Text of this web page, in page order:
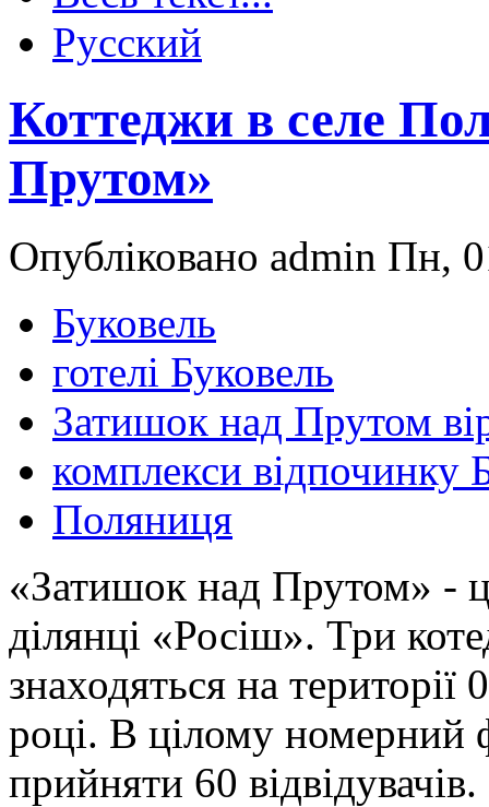
Русский
Коттеджи в селе
Прутом»
Опубліковано admin Пн,
Буковель
готелі Буковель
Затишок над Прутом
комплекси відпочинку
Поляниця
«Затишок над Прутом» -
ділянці «Росіш». Три
знаходяться на території
році. В цілому номерний
прийняти 60 відвідувачів.